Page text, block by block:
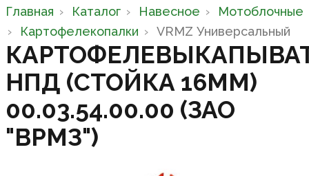
Главная Каталог Навесное
Мотоблочные
Картофелекопалки
VRMZ Универсальный
НПД (СТОЙКА 16ММ)
00.03.54.00.00 (ЗАО
"ВРМЗ")